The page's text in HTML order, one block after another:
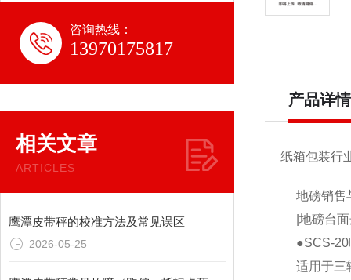
咨询热线：
13970175817
相关文章
ARTICLES
鹰潭皮带秤的校准方法及常见误区
2026-05-25
产品详情
纸箱包装行
地磅销售
|地磅台
●SCS-20
适用于三